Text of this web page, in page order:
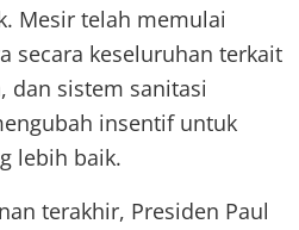
Mesir telah memulai
secara keseluruhan terkait
dan sistem sanitasi
insentif untuk
lebih baik.
terakhir, Presiden Paul